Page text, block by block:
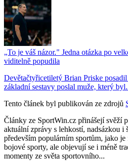
„To je váš názor." Jedna otázka po
viditelně popudila
Devětačtyřicetiletý Brian Priske
základní sestavy poslal muže, který
Tento článek byl publikován ze zdrojů
Články ze SportWin.cz přinášejí svěží
aktuální zprávy s lehkostí, nadsázkou i
především populárním sportům, jako
bojové sporty, ale objevují se i méně
momenty ze světa sportovního...